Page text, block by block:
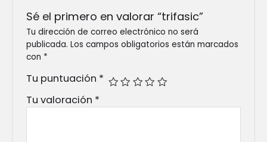
Sé el primero en valorar “trifasic”
Tu dirección de correo electrónico no será
publicada. Los campos obligatorios están marcados
con *
Tu puntuación *
Tu valoración *